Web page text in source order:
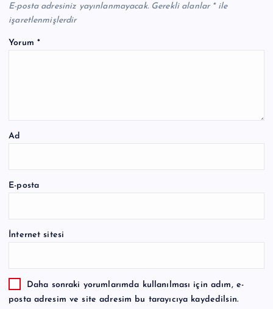
E-posta adresiniz yayınlanmayacak. Gerekli alanlar *ile
işaretlenmişlerdir
Yorum *
Ad
E-posta
İnternet sitesi
Daha sonraki yorumlarımda kullanılması için adım, e-
posta adresim ve site adresim bu tarayıcıya kaydedilsin.